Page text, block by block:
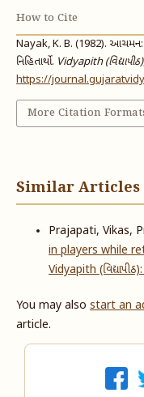
How to Cite
Nayak, K. B. (1982). આચમન:
નિહિતાર્થો. Vidyapith (વિદ્યાપીઠ)
https://
More Citation
Similar Articles
Prajapati, Vikas,
in players while
Vidyapith
You may also start an
article.